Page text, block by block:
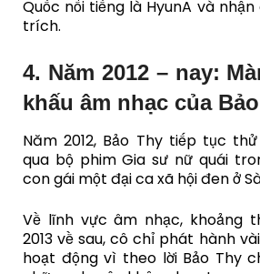
Quốc nổi tiếng là HyunA và
trích.
4. Năm 2012 – nay:
khấu âm nhạc của
Năm 2012, Bảo Thy tiếp tục
qua bộ phim Gia sư nữ quái
con gái một đại ca xã hội đen ở
Về lĩnh vực âm nhạc, khoảng
2013 về sau, cô chỉ phát hành
hoạt động vì theo lời Bảo Thy